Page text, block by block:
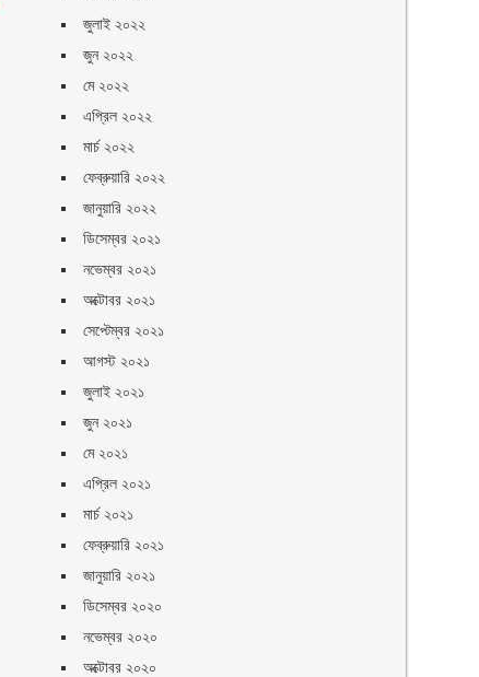
জুলাই ২০২২
জুন ২০২২
মে ২০২২
এপ্রিল ২০২২
মার্চ ২০২২
ফেব্রুয়ারি ২০২২
জানুয়ারি ২০২২
ডিসেম্বর ২০২১
নভেম্বর ২০২১
অক্টোবর ২০২১
সেপ্টেম্বর ২০২১
আগস্ট ২০২১
জুলাই ২০২১
জুন ২০২১
মে ২০২১
এপ্রিল ২০২১
মার্চ ২০২১
ফেব্রুয়ারি ২০২১
জানুয়ারি ২০২১
ডিসেম্বর ২০২০
নভেম্বর ২০২০
অক্টোবর ২০২০